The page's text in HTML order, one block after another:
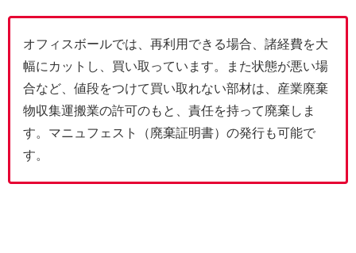
オフィスボールでは、再利用できる場合、諸経費を大
幅にカットし、買い取っています。また状態が悪い場
合など、値段をつけて買い取れない部材は、産業廃棄
物収集運搬業の許可のもと、責任を持って廃棄しま
す。マニュフェスト（廃棄証明書）の発行も可能で
す。